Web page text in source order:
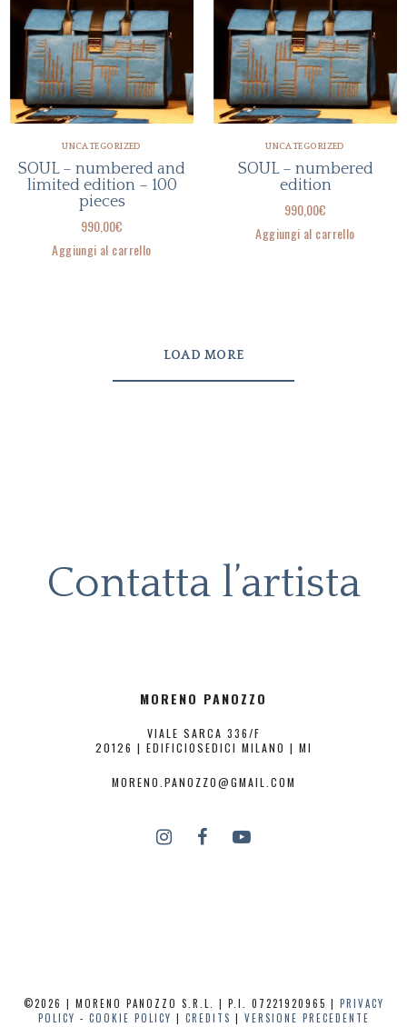
UNCATEGORIZED
SOUL – numbered and
limited edition – 100
pieces
990,00€
Aggiungi al carrello
UNCATEGORIZED
SOUL – numbered
edition
990,00€
Aggiungi al carrello
LOAD MORE
Contatta l’artista
MORENO PANOZZO
VIALE SARCA 336/F
20126 | EDIFICIOSEDICI MILANO | MI
MORENO.PANOZZO@GMAIL.COM
©2026 | MORENO PANOZZO S.R.L. | P.I. 07221920965 | PRIVACY
POLICY - COOKIE POLICY | CREDITS | VERSIONE PRECEDENTE